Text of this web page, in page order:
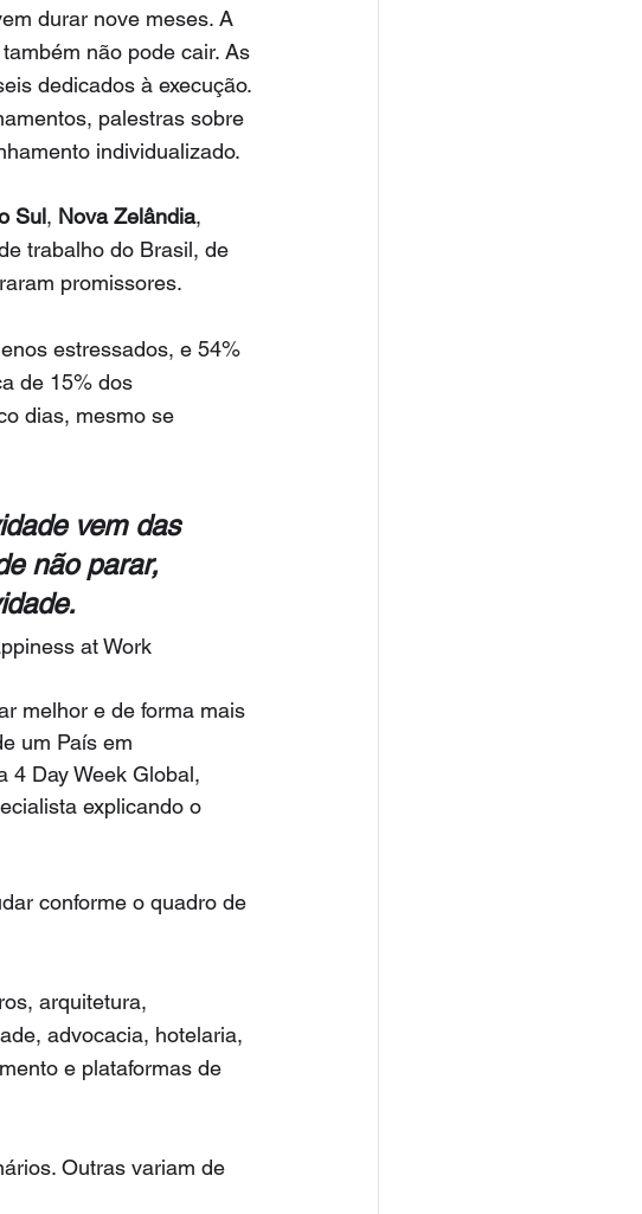
durar nove meses. A
não pode cair. As
dedicados à execução.
palestras sobre
individualizado.
Sul, Nova Zelândia,
trabalho do Brasil, de
promissores.
estressados, e 54%
de 15% dos
dias, mesmo se
vem das
não parar,
at Work
melhor e de forma mais
um País em
4 Day Week Global,
explicando o
conforme o quadro de
arquitetura,
advocacia, hotelaria,
e plataformas de
Outras variam de